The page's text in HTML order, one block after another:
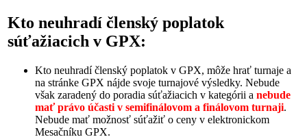
Kto neuhradí členský poplatok
súťažiacich v GPX:
Kto neuhradí členský poplatok v GPX, môže hrať turnaje a
na stránke GPX nájde svoje turnajové výsledky. Nebude
však zaradený do poradia súťažiacich v kategórii a nebude
mať právo účasti v semifinálovom a finálovom turnaji.
Nebude mať možnosť súťažiť o ceny v elektronickom
Mesačníku GPX.